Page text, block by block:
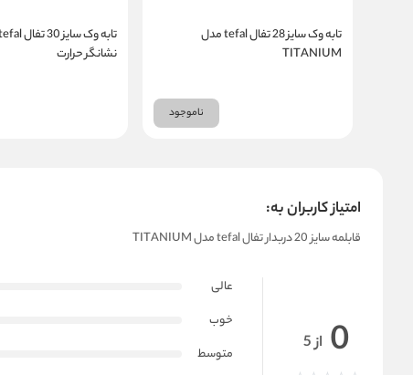
تابه وک سایز 28 تفال tefal مدل
TITANIUM
ناموجود
نشانگر حرارت
امتیاز کاربران به:
قابلمه سایز 20 دربدار تفال tefal مدل TITANIUM
0 از 5
عالی
خوب
متوسط